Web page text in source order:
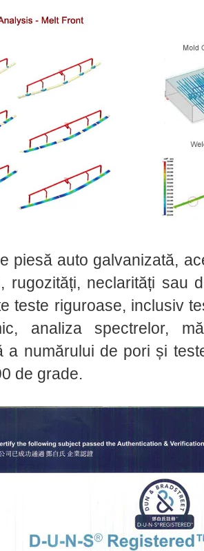
piesă auto galvanizată,
rugozități, neclarități sau
teste riguroase, inclusiv
analiza spectrelor,
a numărului de pori și
de grade.